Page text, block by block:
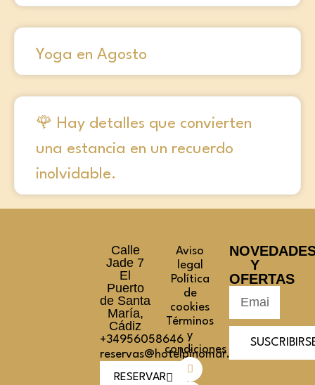
Yoga en Agosto
🌹 Hay detalles que convierten
una estancia en un recuerdo
inolvidable.
Calle
Jade 7
El
Puerto
de Santa
María,
Cádiz
+34956058646
reservas@hotelpinomar.com
RESERVAR
Aviso
legal
Política
de
cookies
Términos
y
condiciones
Y
OFERTAS